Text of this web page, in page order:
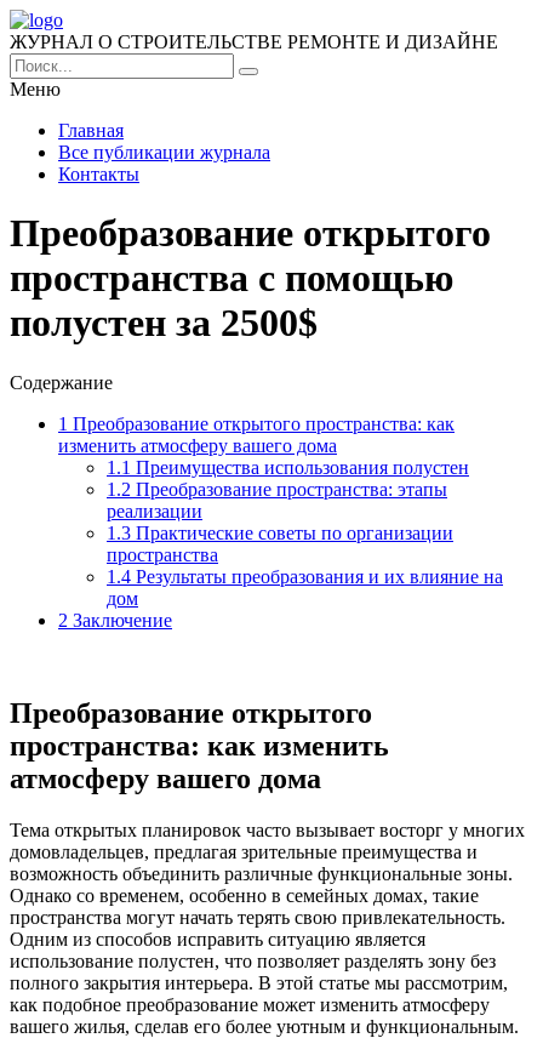
ЖУРНАЛ О СТРОИТЕЛЬСТВЕ РЕМОНТЕ И ДИЗАЙНЕ
Меню
Главная
Все публикации журнала
Контакты
Преобразование открытого
пространства с помощью
полустен за 2500$
Содержание
1 Преобразование открытого пространства: как
изменить атмосферу вашего дома
1.1 Преимущества использования полустен
1.2 Преобразование пространства: этапы
реализации
1.3 Практические советы по организации
пространства
1.4 Результаты преобразования и их влияние на
дом
2 Заключение
Преобразование открытого
пространства: как изменить
атмосферу вашего дома
Тема открытых планировок часто вызывает восторг у многих
домовладельцев, предлагая зрительные преимущества и
возможность объединить различные функциональные зоны.
Однако со временем, особенно в семейных домах, такие
пространства могут начать терять свою привлекательность.
Одним из способов исправить ситуацию является
использование полустен, что позволяет разделять зону без
полного закрытия интерьера. В этой статье мы рассмотрим,
как подобное преобразование может изменить атмосферу
вашего жилья, сделав его более уютным и функциональным.